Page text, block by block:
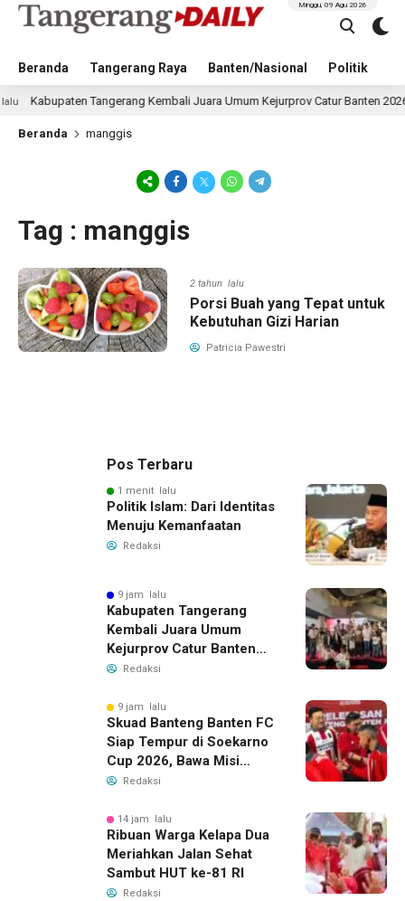
Beranda Tangerang Raya Banten/Nasional Politik
Minggu, 09 Agu 2026
Kabupaten Tangerang Kembali Juara Umum Kejurprov Catur Banten 2026,
Beranda manggis
Tag : manggis
2 tahun lalu
Porsi Buah yang Tepat untuk
Kebutuhan Gizi Harian
Patricia Pawestri
Pos Terbaru
1 menit lalu
Politik Islam: Dari Identitas
Menuju Kemanfaatan
Redaksi
9 jam lalu
Kabupaten Tangerang
Kembali Juara Umum
Kejurprov Catur Banten
2026, Raih 24 Medali
Redaksi
9 jam lalu
Skuad Banteng Banten FC
Siap Tempur di Soekarno
Cup 2026, Bawa Misi
Harumkan Nama Banten
Redaksi
14 jam lalu
Ribuan Warga Kelapa Dua
Meriahkan Jalan Sehat
Sambut HUT ke-81 RI
Redaksi